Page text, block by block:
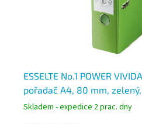
ESSELTE No.1 POWER
pořadač A4, 80 mm, zelený,
Skladem - expedice 2 prac. dny